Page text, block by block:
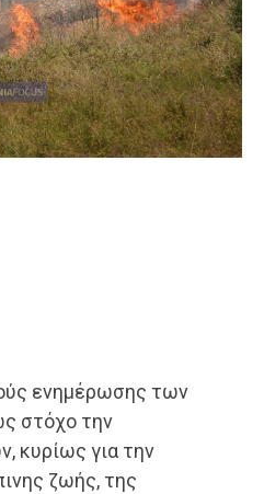
ενημέρωσης των
στόχο την
κυρίως για την
ζωής, της